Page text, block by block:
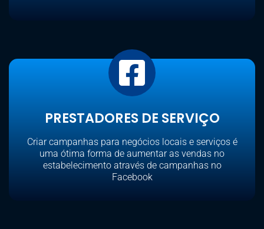
PRESTADORES DE SERVIÇO
Criar campanhas para negócios locais e serviços é
uma ótima forma de aumentar as vendas no
estabelecimento através de campanhas no
Facebook